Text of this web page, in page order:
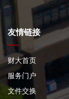
友情链接
财大首页
服务门户
文件交换